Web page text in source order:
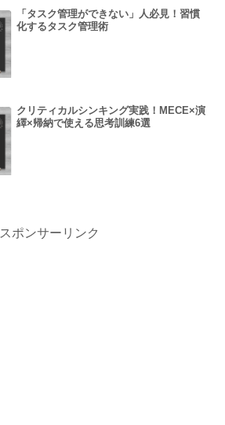
「タスク管理ができない」人必見！習慣
化するタスク管理術
クリティカルシンキング実践！MECE×演
繹×帰納で使える思考訓練6選
スポンサーリンク